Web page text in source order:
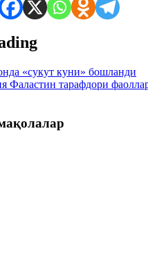
«сукут куни» бошланди
Фаластин тарафдори